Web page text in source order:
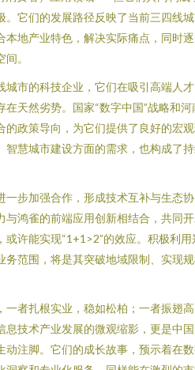
。它们的发展路径反映了当前三四线
本地产业特色，解决实际痛点，同时
。
城市的科技企业，它们在吸引高端人
天然劣势。国家“数字中国”战略和河
的政策导向，为它们提供了良好的宏
智慧城市建设方面的需求，也构成了
一步加强合作，形成技术互补与生态协
与鸿雀的前端应用创新相结合，共同
许能实现“1+1>2”的效应。积极利用
务范围，将是其突破地域限制、实现
者扎根实业，稳如松柏；一者振翅高
息技术产业发展的微观缩影，更是中
动注脚。它们的成长故事，预示着在